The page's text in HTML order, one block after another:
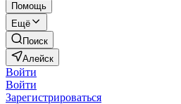
Помощь
Ещё
Поиск
Алейск
Войти
Войти
Зарегистрироваться